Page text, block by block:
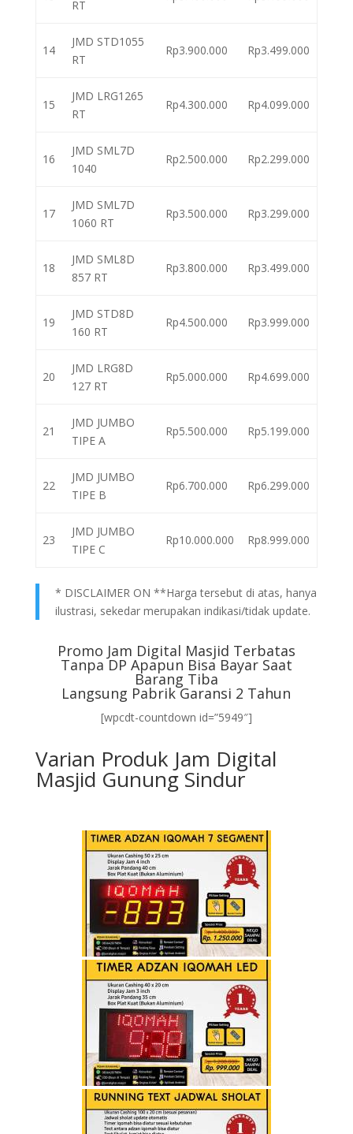
RT
14
JMD STD1055
RT
Rp3.900.000 Rp3.499.000
15
JMD LRG1265
RT
Rp4.300.000 Rp4.099.000
16
JMD SML7D
1040
Rp2.500.000 Rp2.299.000
17
JMD SML7D
1060 RT
Rp3.500.000 Rp3.299.000
18
JMD SML8D
857 RT
Rp3.800.000 Rp3.499.000
19
JMD STD8D
160 RT
Rp4.500.000 Rp3.999.000
20
JMD LRG8D
127 RT
Rp5.000.000 Rp4.699.000
21
JMD JUMBO
TIPE A
Rp5.500.000 Rp5.199.000
22
JMD JUMBO
TIPE B
Rp6.700.000 Rp6.299.000
23
JMD JUMBO
TIPE C
Rp10.000.000 Rp8.999.000
* DISCLAIMER ON **Harga tersebut di atas, hanya
ilustrasi, sekedar merupakan indikasi/tidak update.
Promo Jam Digital Masjid Terbatas
Tanpa DP Apapun Bisa Bayar Saat
Barang Tiba
Langsung Pabrik Garansi 2 Tahun
[wpcdt-countdown id=”5949″]
Varian Produk Jam Digital
Masjid Gunung Sindur